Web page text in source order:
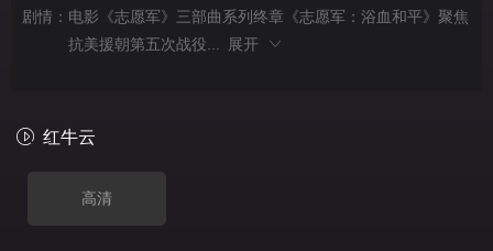
剧情： 电影《志愿军》三部曲系列终章《志愿军：浴血和平》聚焦
抗美援朝第五次战役...
展开
红牛云
高清